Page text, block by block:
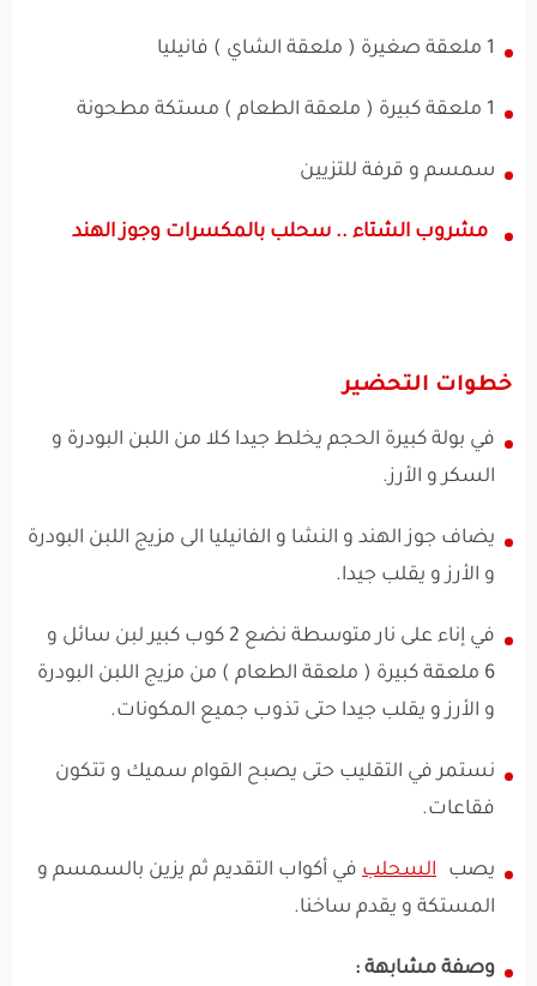
1 ملعقة صغيرة ( ملعقة الشاي ) فانيليا
1 ملعقة كبيرة ( ملعقة الطعام ) مستكة مطحونة
سمسم و قرفة للتزيين
مشروب الشتاء .. سحلب بالمكسرات وجوز الهند
خطوات التحضير
في بولة كبيرة الحجم يخلط جيدا كلا من اللبن البودرة و
السكر و الأرز.
يضاف جوز الهند و النشا و الفانيليا الى مزيج اللبن البودرة
و الأرز و يقلب جيدا.
في إناء على نار متوسطة نضع 2 كوب كبير لبن سائل و
6 ملعقة كبيرة ( ملعقة الطعام ) من مزيج اللبن البودرة
و الأرز و يقلب جيدا حتى تذوب جميع المكونات.
نستمر في التقليب حتى يصبح القوام سميك و تتكون
فقاعات.
يصب السحلب في أكواب التقديم ثم يزين بالسمسم و
المستكة و يقدم ساخنا.
وصفة مشابهة :